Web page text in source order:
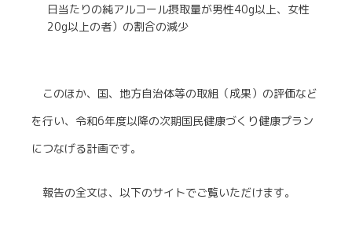
日当たりの純アルコール摂取量が男性40g以上、女性
20g以上の者）の割合の減少
このほか、国、地方自治体等の取組（成果）の評価など
を行い、令和6年度以降の次期国民健康づくり健康プラン
につなげる計画です。
報告の全文は、以下のサイトでご覧いただけます。